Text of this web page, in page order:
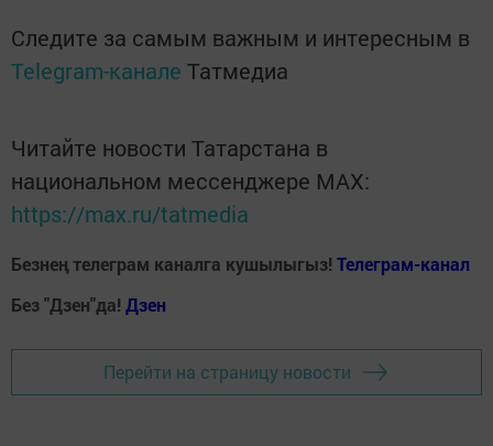
Следите за самым важным и интересным в
Telegram-канале Татмедиа
Читайте новости Татарстана в
национальном мессенджере MАХ:
https://max.ru/tatmedia
Безнең телеграм каналга кушылыгыз! Телеграм-канал
Без "Дзен"да! Дзен
Перейти на страницу новости